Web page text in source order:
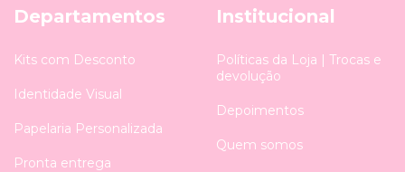
Departamentos
Kits com Desconto
Identidade Visual
Papelaria Personalizada
Pronta entrega
Institucional
Políticas da Loja | Trocas e
devolução
Depoimentos
Quem somos